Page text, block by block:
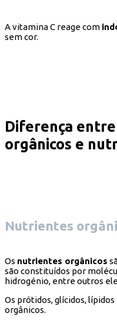
A vitamina C reage com
sem cor.
Diferença
orgânicos e
Nutrientes
Os nutrientes orgânicos
são constituídos por
hidrogénio, entre outros
Os prótidos, glícidos,
orgânicos.